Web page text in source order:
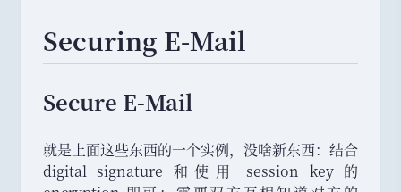
Securing E-Mail
Secure E-Mail
就是上面这些东西的一个实例， 没啥新东西： 结合
digital signature 和使用 session key 的